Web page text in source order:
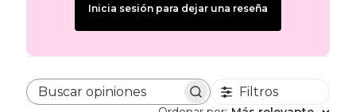
Inicia sesión para dejar una reseña
Buscar opiniones Filtros